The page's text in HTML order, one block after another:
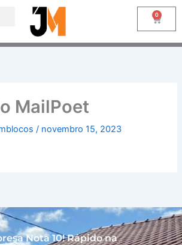
0
MailPoet
/ novembro 15, 2023
Nota 10! Rápido na